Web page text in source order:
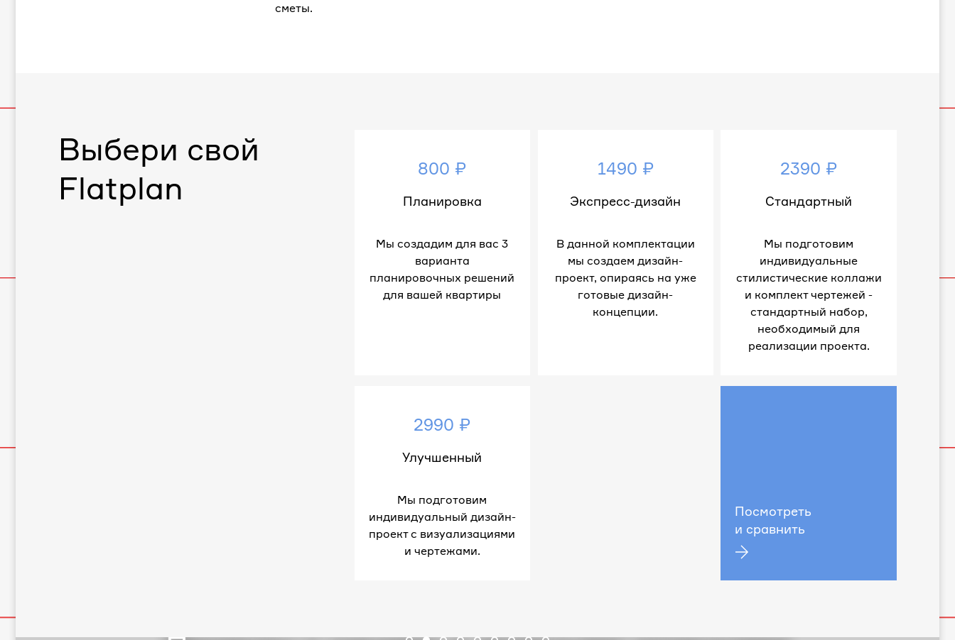
сметы.
Выбери свой
Flatplan
800 ₽
Планировка
Мы создадим для вас 3
варианта
планировочных решений
для вашей квартиры
1490 ₽
Экспресс-дизайн
В данной комплектации
мы создаем дизайн-
проект, опираясь на уже
готовые дизайн-
концепции.
2390 ₽
Стандартный
Мы подготовим
индивидуальные
стилистические коллажи
и комплект чертежей -
стандартный набор,
необходимый для
реализации проекта.
2990 ₽
Улучшенный
Мы подготовим
индивидуальный дизайн-
проект с визуализациями
и чертежами.
Посмотреть
и сравнить